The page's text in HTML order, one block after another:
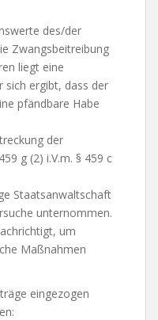
des/​der
Zwangsbeitreibung
liegt eine
sich ergibt, dass der
pfändbare Habe
der
g (2) i.V.m. § 459 c
Staatsanwaltschaft
unternommen.
um
Maßnahmen
eingezogen